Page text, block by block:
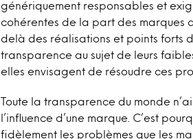
génériquement responsables et
cohérentes de la part des marques
delà des réalisations et points forts
transparence au sujet de leurs
elles envisagent de résoudre ces
Toute la transparence du monde
l’influence d’une marque. C’est
fidèlement les problèmes que les